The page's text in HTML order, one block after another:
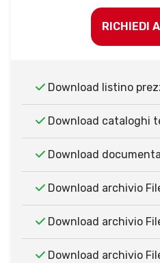
RICHIEDI
Download listino
Download cataloghi
Download
Download archivio
Download archivio
Download archivio